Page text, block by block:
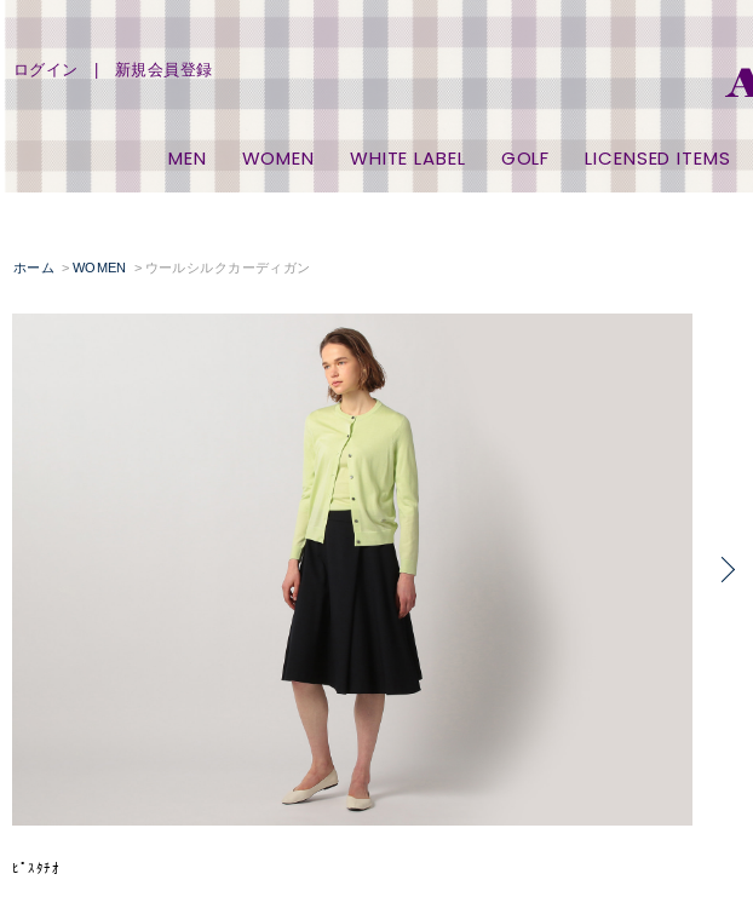
ログイン 新規会員登録
MEN WOMEN WHITE LABEL GOLF LICENSED ITEMS
ホーム WOMEN ウールシルクカーディガン
ﾋﾟｽﾀﾁｵ